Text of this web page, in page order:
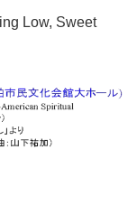
Sweet